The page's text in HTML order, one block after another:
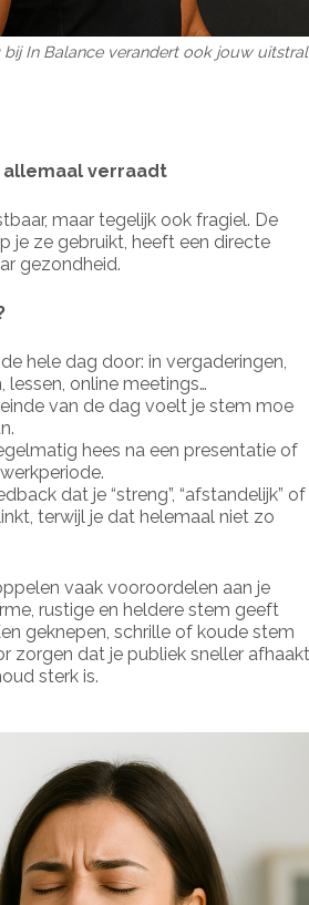
bij In Balance verandert ook jouw
allemaal verraadt
maar tegelijk ook fragiel. De
je ze gebruikt, heeft een directe
gezondheid.
hele dag door: in vergaderingen,
lessen, online meetings…
van de dag voelt je stem moe
hees na een presentatie of
dat je “streng”, “afstandelijk” of
terwijl je dat helemaal niet zo
vaak vooroordelen aan je
rustige en heldere stem geeft
geknepen, schrille of koude stem
zorgen dat je publiek sneller afhaakt,
sterk is.